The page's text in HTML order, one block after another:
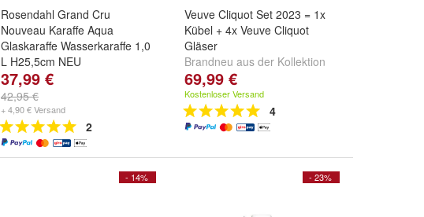
Rosendahl Grand Cru
Nouveau Karaffe Aqua
Glaskaraffe Wasserkaraffe 1,0
L H25,5cm NEU
37,99 €
42,95 €
+ 4,90 € Versand
2
Veuve Cliquot Set 2023 = 1x
Kübel + 4x Veuve Cliquot
Gläser
Brandneu aus der Kollektion
2023
69,99 €
Kostenloser Versand
4
- 14% - 23%